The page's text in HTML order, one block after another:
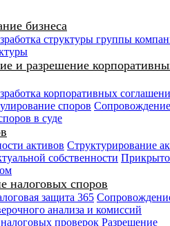
бизнеса
структуры группы
и разрешение
корпоративных
споров Сопровождение
в суде
активов Структурирование
собственности
налоговых споров
защита 365
анализа и комиссий
проверок Разрешение